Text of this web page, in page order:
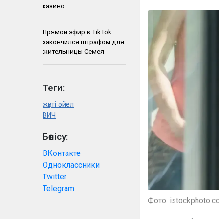
казино
Прямой эфир в TikTok
закончился штрафом для
жительницы Семея
Теги:
жүкті әйел
ВИЧ
Бөлісу:
ВКонтакте
Одноклассники
Twitter
Telegram
Фото: